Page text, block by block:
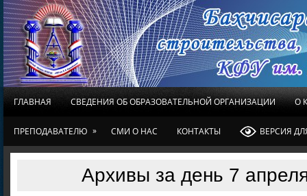
ГЛАВНАЯ СВЕДЕНИЯ ОБ ОБРАЗОВАТЕЛЬНОЙ ОРГАНИЗАЦИИ О
ПРЕПОДАВАТЕЛЮ » СМИ О НАС КОНТАКТЫ ВЕРСИЯ
Архивы за день 7